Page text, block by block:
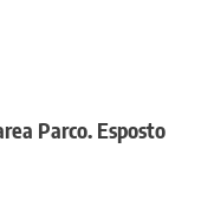
Parco. Esposto